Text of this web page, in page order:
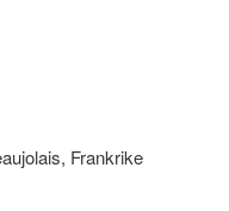
Frankrike